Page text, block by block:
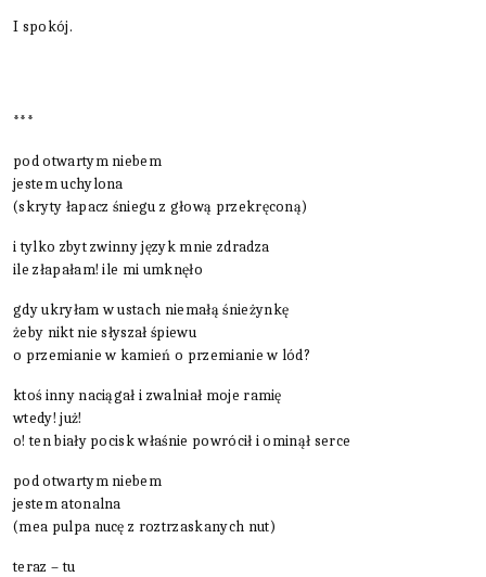
I spokój.
***
pod otwartym niebem
jestem uchylona
(skryty łapacz śniegu z głową przekręconą)
i tylko zbyt zwinny język mnie zdradza
ile złapałam! ile mi umknęło
gdy ukryłam w ustach niemałą śnieżynkę
żeby nikt nie słyszał śpiewu
o przemianie w kamień o przemianie w lód?
ktoś inny naciągał i zwalniał moje ramię
wtedy! już!
o! ten biały pocisk właśnie powrócił i ominął serce
pod otwartym niebem
jestem atonalna
(mea pulpa nucę z roztrzaskanych nut)
teraz – tu